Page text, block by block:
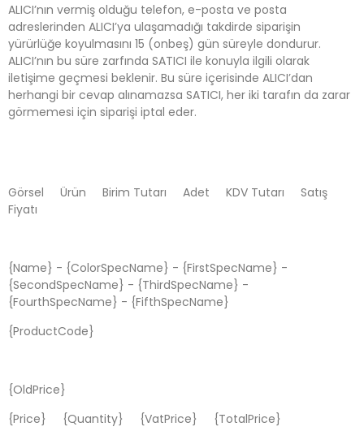
ALICI’nın vermiş olduğu telefon, e-posta ve posta
adreslerinden ALICI’ya ulaşamadığı takdirde siparişin
yürürlüğe koyulmasını 15 (onbeş) gün süreyle dondurur.
ALICI’nın bu süre zarfında SATICI ile konuyla ilgili olarak
iletişime geçmesi beklenir. Bu süre içerisinde ALICI’dan
herhangi bir cevap alınamazsa SATICI, her iki tarafın da zarar
görmemesi için siparişi iptal eder.
Görsel Ürün Birim Tutarı Adet KDV Tutarı Satış
Fiyatı
{Name} - {ColorSpecName} - {FirstSpecName} -
{SecondSpecName} - {ThirdSpecName} -
{FourthSpecName} - {FifthSpecName}
{ProductCode}
{OldPrice}
{Price} {Quantity} {VatPrice} {TotalPrice}